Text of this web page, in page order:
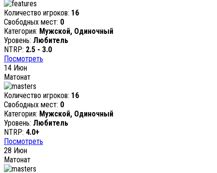
Количество игроков: 16
Свободных мест: 0
Категория: Мужской, Одиночный
Уровень: Любитель
NTRP: 2.5 - 3.0
Посмотреть
14 Июн
Матонат
Количество игроков: 16
Свободных мест: 0
Категория: Мужской, Одиночный
Уровень: Любитель
NTRP: 4.0+
Посмотреть
28 Июн
Матонат